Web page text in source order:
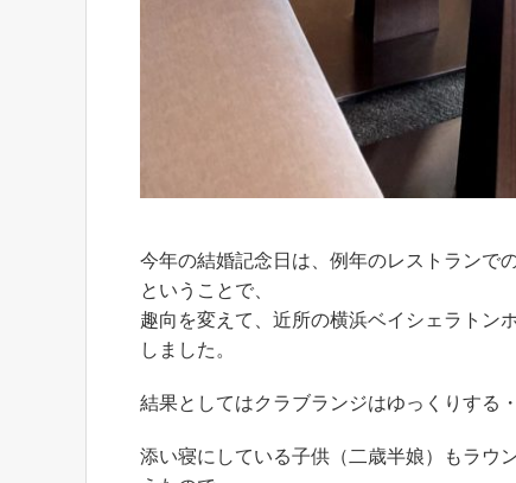
今年の結婚記念日は、例年のレストランで
ということで、
趣向を変えて、近所の横浜ベイシェラトン
しました。
結果としてはクラブランジはゆっくりする
添い寝にしている子供（二歳半娘）もラウ